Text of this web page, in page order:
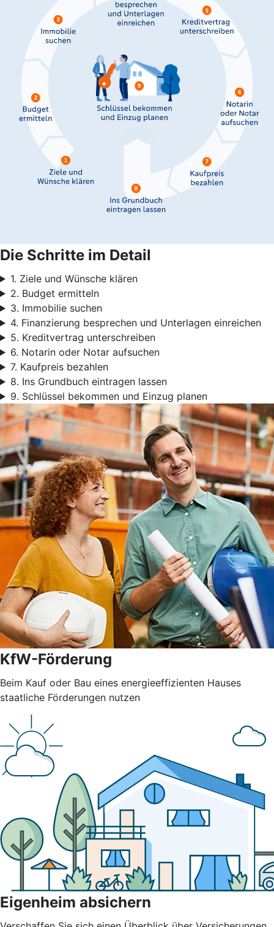
Die Schritte im Detail
1. Ziele und Wünsche klären
2. Budget ermitteln
3. Immobilie suchen
4. Finanzierung besprechen und Unterlagen einreichen
5. Kreditvertrag unterschreiben
6. Notarin oder Notar aufsuchen
7. Kaufpreis bezahlen
8. Ins Grundbuch eintragen lassen
9. Schlüssel bekommen und Einzug planen
KfW-Förderung
Beim Kauf oder Bau eines energieeffizienten Hauses
staatliche Förderungen nutzen
Eigenheim absichern